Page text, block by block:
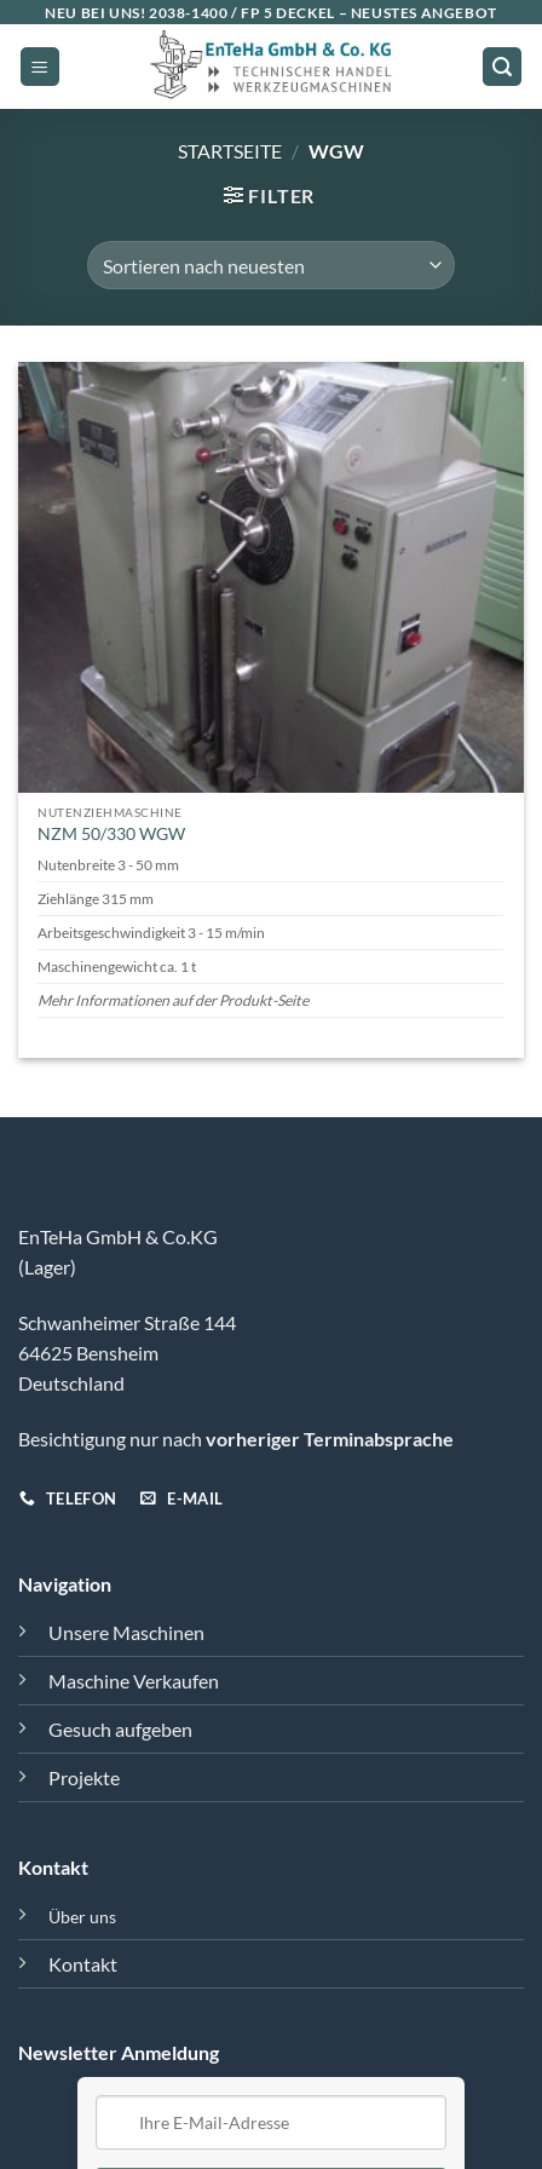
Inhalt
springen
NEU BEI UNS! 2038-1400 / FP 5 DECKEL – NEUSTES ANGEBOT
STARTSEITE / WGW
FILTER
NUTENZIEHMASCHINE
NZM 50/330 WGW
Nutenbreite 3 - 50 mm
Ziehlänge 315 mm
Arbeitsgeschwindigkeit 3 - 15 m/min
Maschinengewicht ca. 1 t
Mehr Informationen auf der Produkt-Seite
EnTeHa GmbH & Co.KG
(Lager)
Schwanheimer Straße 144
64625 Bensheim
Deutschland
Besichtigung nur nach vorheriger Terminabsprache
TELEFON E-MAIL
Navigation
Unsere Maschinen
Maschine Verkaufen
Gesuch aufgeben
Projekte
Kontakt
Über uns
Kontakt
Newsletter Anmeldung